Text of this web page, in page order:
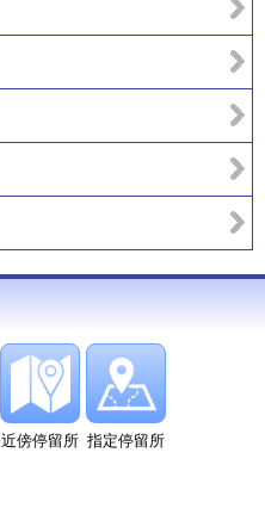
近傍停留所 指定停留所